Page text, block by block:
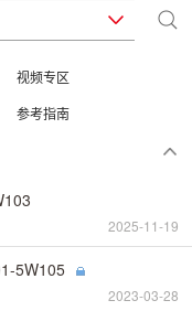
视频专区
参考指南
2025-11-19
5W105
2023-03-28